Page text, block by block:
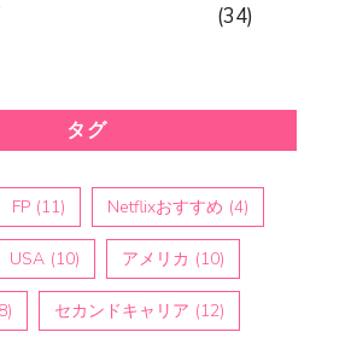
(34)
タグ
FP (11) Netflixおすすめ (4)
USA (10) アメリカ (10)
セカンドキャリア (12)